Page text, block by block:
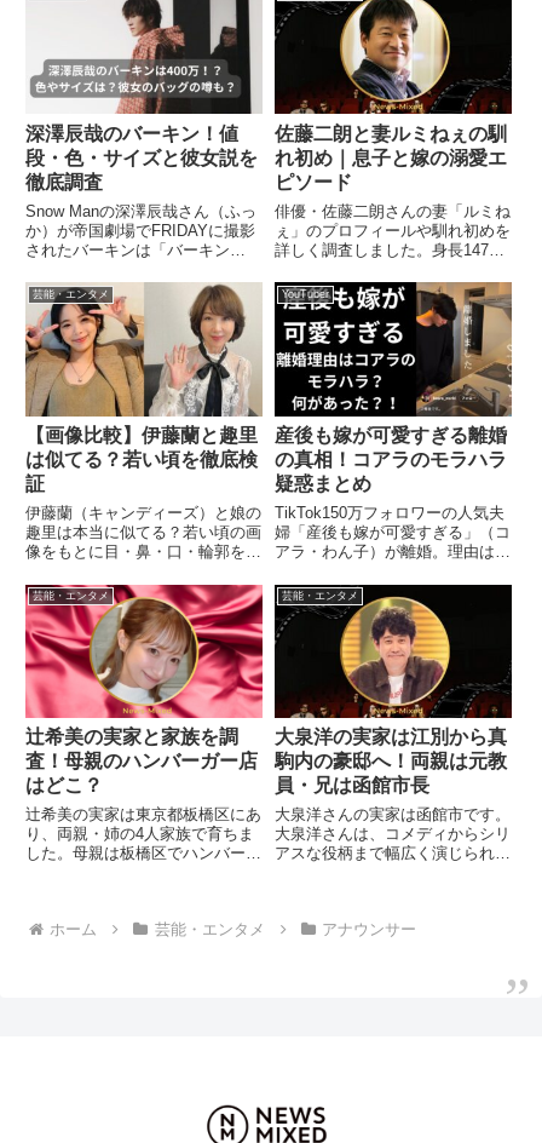
深澤辰哉のバーキン！値
段・色・サイズと彼女説を
徹底調査
Snow Manの深澤辰哉さん（ふっ
か）が帝国劇場でFRIDAYに撮影
されたバーキンは「バーキン
万円！ロデオチャームペガサス付
きのエルメスバッグの詳細と、彼
女のバッグ説やハワイ購入説の真
相を徹底調査しました。
佐藤二朗と妻ルミねぇの馴
れ初め｜息子と嫁の溺愛エ
ピソード
俳優・佐藤二朗さんの妻「ルミね
ぇ」のプロフィールや馴れ初めを
詳しく調査しました。身長147cm
ートを入社式当日に辞表を出した
下積み時代の秘話や、息子とのほ
っこりエピソード、演劇ユニット
「ちからわざ」の活動もまとめて
います。
芸能・エンタメ
【画像比較】伊藤蘭と趣里
は似てる？若い頃を徹底検
証
伊藤蘭（キャンディーズ）と娘の
趣里は本当に似てる？若い頃の画
像をもとに目・鼻・口・輪郭を徹
ギ」主演で話題の趣里さんと父・
水谷豊との比較も。SNS上で
「そっくり」と話題の親子の似て
いる点・似ていない点を画像で解
説します。
YouTuber
産後も嫁が可愛すぎる離婚
の真相！コアラのモラハラ
疑惑まとめ
TikTok150万フォロワーの人気夫
婦「産後も嫁が可愛すぎる」（コ
アラ・わん子）が離婚。理由は非
限・動画給料未払いなどモラハラ
疑惑が浮上。警察介入の経緯と現
在の状況を徹底まとめました。
芸能・エンタメ
辻希美の実家と家族を調
査！母親のハンバーガー店
はどこ？
辻希美の実家は東京都板橋区にあ
り、両親・姉の4人家族で育ちま
した。母親は板橋区でハンバーガ
す。実家の家族構成やエピソード
芸能・エンタメ
大泉洋の実家は江別から真
駒内の豪邸へ！両親は元教
員・兄は函館市長
大泉洋さんの実家は函館市です。
大泉洋さんは、コメディからシリ
アスな役柄まで幅広く演じられる
まで？。家族構成や生い立ちを徹
ホーム 芸能・エンタメ アナウンサー